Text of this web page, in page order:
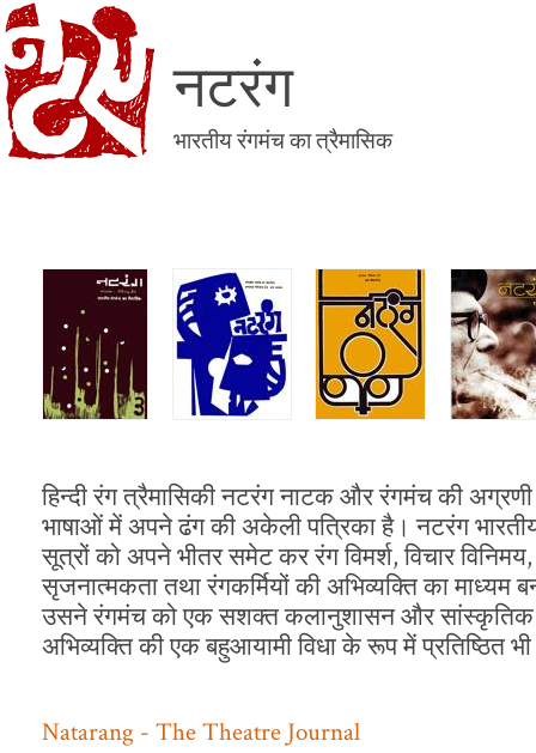
नटरंग
भारतीय रंगमंच का त्रैमासिक
हिन्दी रंग त्रैमासिकी नटरंग नाटक और रंगमंच की
भाषाओं में अपने ढंग की अकेली पत्रिका है। नटरंग
सूत्रों को अपने भीतर समेट कर रंग विमर्श, विचार
सृजनात्मकता तथा रंगकर्मियों की अभिव्यक्ति का माध्यम
उसने रंगमंच को एक सशक्त कलानुशासन और सांस्कृतिक
अभिव्यक्ति की एक बहुआयामी विधा के रूप में प्रतिष्ठित
Natarang - The Theatre Journal